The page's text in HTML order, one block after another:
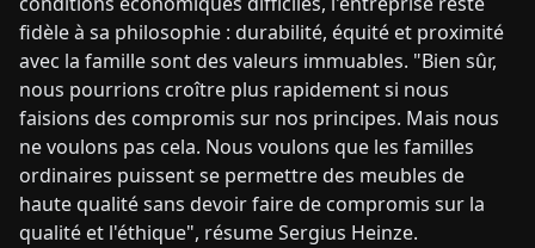
fidèle à sa philosophie : durabilité, équité et proximité
avec la famille sont des valeurs immuables. "Bien sûr,
nous pourrions croître plus rapidement si nous
faisions des compromis sur nos principes. Mais nous
ne voulons pas cela. Nous voulons que les familles
ordinaires puissent se permettre des meubles de
haute qualité sans devoir faire de compromis sur la
qualité et l'éthique", résume Sergius Heinze.